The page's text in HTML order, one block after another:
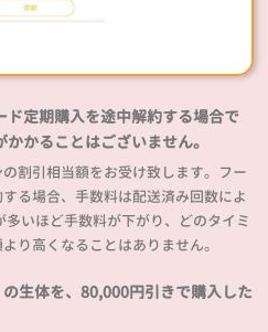
ド定期購入を途中解約する場合で
かることはございません。
割引相当額をお受け致します。フー
る場合、手数料は配送済み回数によ
いほど手数料が下がり、どのタイミ
り高くなることはありません。
生体を、80,000円引きで購入した